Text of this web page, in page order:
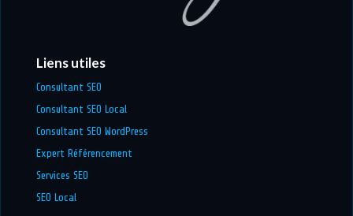
Liens utiles
Consultant SEO
Consultant SEO Local
Consultant SEO WordPress
Expert Référencement
Services SEO
SEO Local